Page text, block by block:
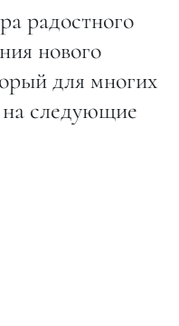
радостного
нового
для многих
следующие